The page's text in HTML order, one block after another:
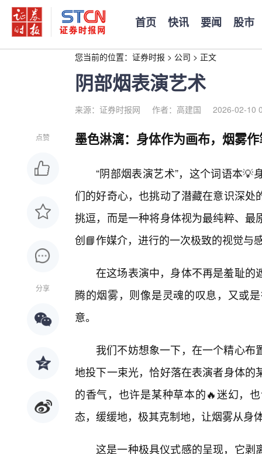
首页 快讯 要闻 股市
您当前的位置： 证券时报 > 公司 > 正文
阴部烟表演艺术
来源：证券时报网 作者：高建国 2026-02-10
点赞
分享
墨色淋漓：身体作为画布，烟雾
“阴部烟表演艺术”，这个词语本
们的好奇心，也挑动了潜藏在意识深
挑逗，而是一种将身体视为最纯粹、
创📘作媒介，进行的一次极致的视觉与
在这场表演中，身体不再是羞耻的
腾的烟雾，则像是灵魂的叹息，又或
意。
我们不妨想象一下，在一个精心
地投下一束光，恰好落在表演者身体
的香气，也许是某种草本的🔥迷幻，
态，缓缓地，极其克制地，让烟雾从身
这是一种极具仪式感的呈现，它剥